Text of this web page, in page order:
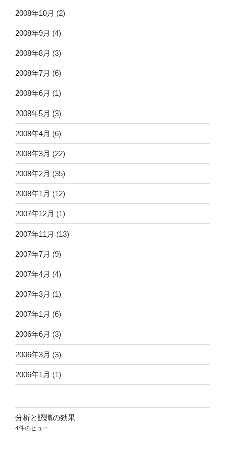
2008年10月 (2)
2008年9月 (4)
2008年8月 (3)
2008年7月 (6)
2008年6月 (1)
2008年5月 (3)
2008年4月 (6)
2008年3月 (22)
2008年2月 (35)
2008年1月 (12)
2007年12月 (1)
2007年11月 (13)
2007年7月 (9)
2007年4月 (4)
2007年3月 (1)
2007年1月 (6)
2006年6月 (3)
2006年3月 (3)
2006年1月 (1)
分析と認識の効果
4件のビュー